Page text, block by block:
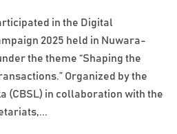
in the Digital
2025 held in Nuwara-
the theme “Shaping the
Organized by the
(CBSL) in collaboration with the